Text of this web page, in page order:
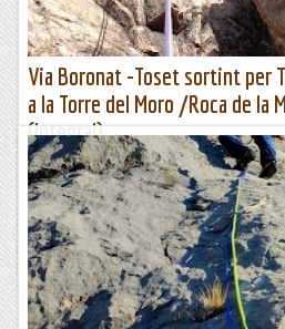
Via Boronat -Toset sortint per
a la Torre del Moro /Roca de la
(Integral).
Quin goig de roca i de lloc. Solitari i molt
de primera i amb itineraris ben elegants
aquest.Aproximació molt rapida en 20
parking...
Les altres vies...